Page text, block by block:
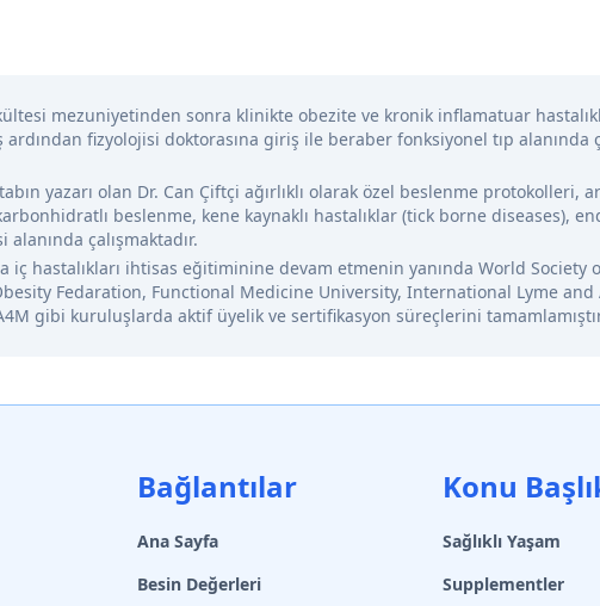
mezuniyetinden sonra klinikte obezite ve kronik inflamatuar
ardından fizyolojisi doktorasına giriş ile beraber fonksiyonel tıp alanında
yazarı olan Dr. Can Çiftçi ağırlıklı olarak özel beslenme protokolleri,
beslenme, kene kaynaklı hastalıklar (tick borne diseases),
çalışmaktadır.
iç hastalıkları ihtisas eğitiminine devam etmenin yanında World Society
Fedaration, Functional Medicine University, International Lyme and
gibi kuruluşlarda aktif üyelik ve sertifikasyon süreçlerini
Bağlantılar
Ana Sayfa
Besin Değerleri
Konu
Sağlıklı Yaşam
Supplementler